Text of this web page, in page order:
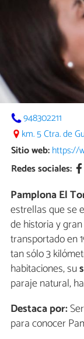
948302211
km. 5 Ctra. de
Sitio web:https://
Redes sociales:
Pamplona El
estrellas que se
de historia y
transportado en
tan sólo 3
habitaciones, su
paraje natural,
Destaca por:
para conocer